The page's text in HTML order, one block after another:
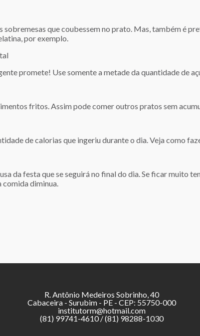
sobremesas que coubessem no prato. Mas, também é
por exemplo.
promete! Use somente a metade da quantidade de
fritos. Assim pode comer outros pratos sem
de calorias que ingeriu durante o dia. Veja como
da festa que se seguirá no final do dia. Se ficar muito
comida diminua.
R. Antônio Medeiros Sobrinho, 40
Cabaceira - Surubim - PE - CEP: 55750-000
institutorm@hotmail.com
(81) 99741-4610 / (81) 98288-1030